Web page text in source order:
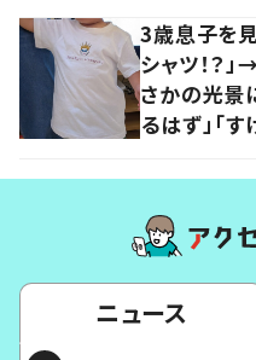
3歳息子を
シャツ！？
さかの光景
るはず」「す
ニュース